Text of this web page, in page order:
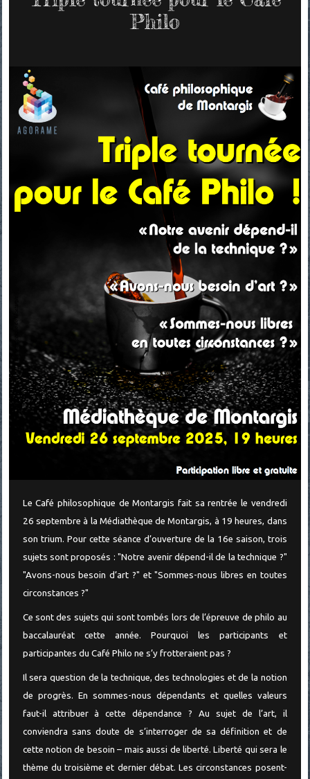
Philo
Le Café philosophique de Montargis fait sa rentrée le vendredi
26 septembre à la Médiathèque de Montargis, à 19 heures, dans
son trium. Pour cette séance d’ouverture de la 16e saison, trois
sujets sont proposés : "Notre avenir dépend-il de la technique ?"
"Avons-nous besoin d’art ?" et "Sommes-nous libres en toutes
circonstances ?"
Ce sont des sujets qui sont tombés lors de l’épreuve de philo au
baccalauréat cette année. Pourquoi les participants et
participantes du Café Philo ne s’y frotteraient pas ?
Il sera question de la technique, des technologies et de la notion
de progrès. En sommes-nous dépendants et quelles valeurs
faut-il attribuer à cette dépendance ? Au sujet de l’art, il
conviendra sans doute de s’interroger de sa définition et de
cette notion de besoin – mais aussi de liberté. Liberté qui sera le
thème du troisième et dernier débat. Les circonstances posent-